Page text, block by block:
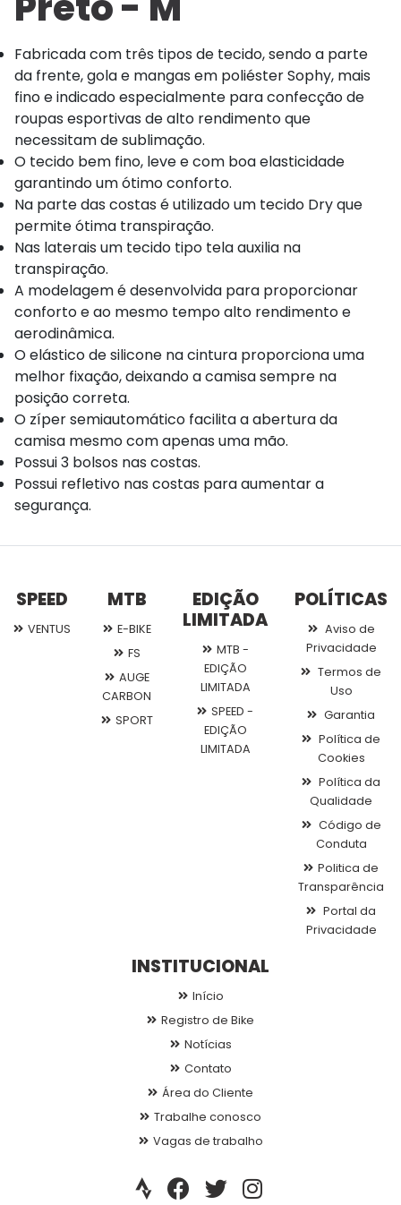
Fabricada com três tipos de tecido, sendo a parte
da frente, gola e mangas em poliéster Sophy, mais
fino e indicado especialmente para confecção de
roupas esportivas de alto rendimento que
necessitam de sublimação.
O tecido bem fino, leve e com boa elasticidade
garantindo um ótimo conforto.
Na parte das costas é utilizado um tecido Dry que
permite ótima transpiração.
Nas laterais um tecido tipo tela auxilia na
transpiração.
A modelagem é desenvolvida para proporcionar
conforto e ao mesmo tempo alto rendimento e
aerodinâmica.
O elástico de silicone na cintura proporciona uma
melhor fixação, deixando a camisa sempre na
posição correta.
O zíper semiautomático facilita a abertura da
camisa mesmo com apenas uma mão.
Possui 3 bolsos nas costas.
Possui refletivo nas costas para aumentar a
segurança.
SPEED
VENTUS
MTB
E-BIKE
FS
AUGE
CARBON
SPORT
EDIÇÃO
LIMITADA
MTB -
EDIÇÃO
LIMITADA
SPEED -
EDIÇÃO
LIMITADA
POLÍTICAS
Aviso de
Privacidade
Termos de
Uso
Garantia
Política de
Cookies
Política da
Qualidade
Código de
Conduta
Politica de
Transparência
Portal da
Privacidade
INSTITUCIONAL
Início
Registro de Bike
Notícias
Contato
Área do Cliente
Trabalhe conosco
Vagas de trabalho